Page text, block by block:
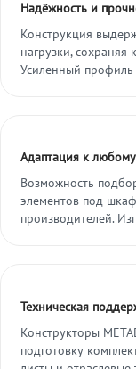
Надёжность и
Конструкция
нагрузки,
Усиленный профиль
Адаптация к
Возможность
элементов под
производителей.
Техническая
Конструкторы
подготовку